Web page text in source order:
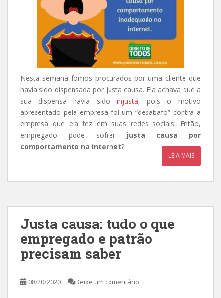
Nesta semana fomos procurados por uma cliente que
havia sido dispensada por justa causa. Ela achava que a
sua dispensa havia sido injusta, pois o motivo
apresentado pela empresa foi um “desabafo” contra a
empresa que ela fez em suas redes sociais. Então,
empregado pode sofrer justa causa por
comportamento na internet?
LEIA MAIS
Justa causa: tudo o que
empregado e patrão
precisam saber
08/20/2020 Deixe um comentário